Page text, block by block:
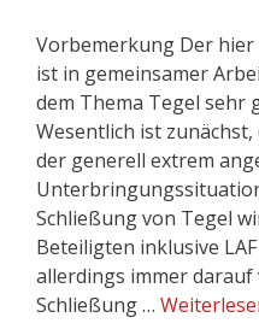
Vorbemerkung Der
ist in gemeinsamer
dem Thema Tegel sehr
Wesentlich ist
der generell extrem
Schließung von Tegel
Beteiligten inklusive
allerdings immer darauf
Schließung …